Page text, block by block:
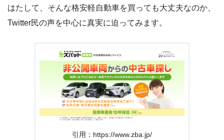
はたして、そんな格安軽自動車を買っても大丈夫なのか、
Twitter民の声を中心に真実に迫ってみます。
引用：https://www.zba.jp/